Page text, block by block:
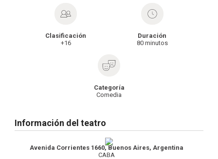
Clasificación
+16
Duración
80 minutos
Categoría
Comedia
Información del teatro
Avenida Corrientes 1660, Buenos Aires, Argentina
CABA